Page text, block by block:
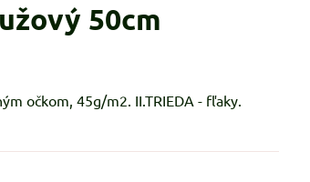
50cm
očkom, 45g/m2. II.TRIEDA - fľaky.